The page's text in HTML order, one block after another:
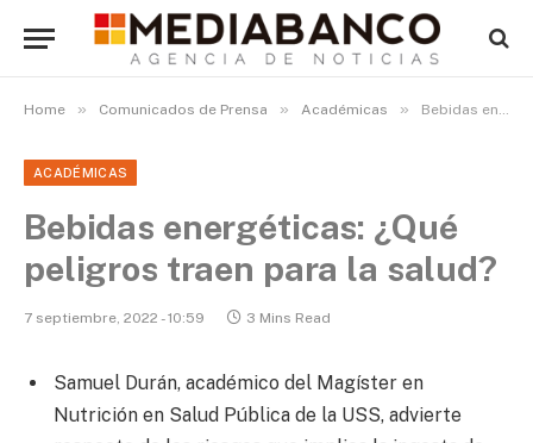
Home » Comunicados de Prensa » Académicas » Bebidas energéticas: ¿Qué peligros traen para la salud?
ACADÉMICAS
Bebidas energéticas: ¿Qué
peligros traen para la salud?
7 septiembre, 2022 - 10:59 3 Mins Read
Samuel Durán, académico del Magíster en
Nutrición en Salud Pública de la USS, advierte